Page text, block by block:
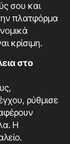
σου και
πλατφόρμα
κρίσιμη.
στο
ρύθμισε
Η